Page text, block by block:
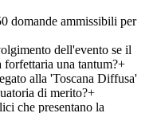
domande ammissibili per
dell'evento se il
forfettaria una tantum?+
alla 'Toscana Diffusa'
di merito?+
che presentano la